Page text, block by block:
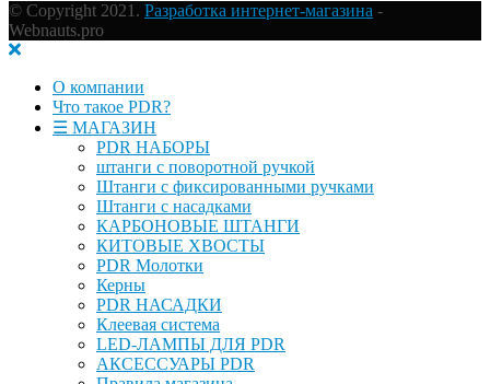
© Copyright 2021. Разработка интернет-магазина -
Webnauts.pro
О компании
Что такое PDR?
☰ МАГАЗИН
PDR НАБОРЫ
штанги с поворотной ручкой
Штанги с фиксированными ручками
Штанги с насадками
КАРБОНОВЫЕ ШТАНГИ
КИТОВЫЕ ХВОСТЫ
PDR Молотки
Керны
PDR НАСАДКИ
Клеевая система
LED-ЛАМПЫ ДЛЯ PDR
АКСЕССУАРЫ PDR